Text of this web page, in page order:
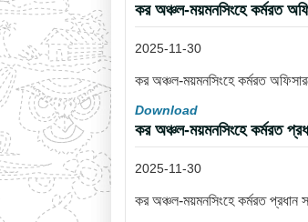
কর অঞ্চল-ময়মনসিংহে কর্মরত
2025-11-30
কর অঞ্চল-ময়মনসিংহে কর্মরত
Download
কর অঞ্চল-ময়মনসিংহে কর্মরত
2025-11-30
কর অঞ্চল-ময়মনসিংহে কর্মরত